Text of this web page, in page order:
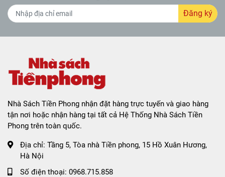
Đăng ký
Nhà Sách Tiền Phong nhận đặt hàng trực tuyến và giao hàng
tận nơi hoặc nhận hàng tại tất cả Hệ Thống Nhà Sách Tiền
Phong trên toàn quốc.
Địa chỉ: Tầng 5, Tòa nhà Tiền phong, 15 Hồ Xuân Hương,
Hà Nội
Số điện thoại: 0968.715.858